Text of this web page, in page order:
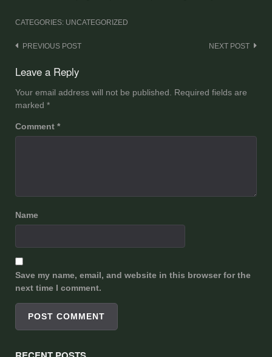
CATEGORIES: UNCATEGORIZED
Post
navigation
PREVIOUS POST NEXT POST
Leave a Reply
Your email address will not be published.
Required fields are
marked *
Comment *
Name
Save my name, email, and website in this browser for the
next time I comment.